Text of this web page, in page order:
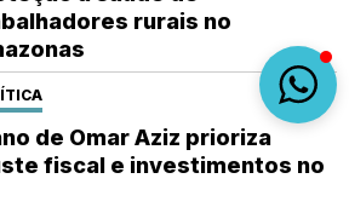
rurais no
de Omar Aziz prioriza
fiscal e investimentos no